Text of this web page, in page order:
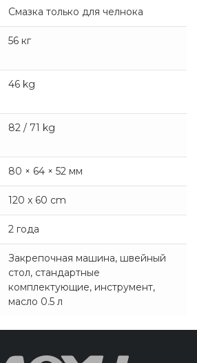
Смазка только для челнока
56 кг
46 kg
82 / 71 kg
80 × 64 × 52 мм
120 x 60 cm
2 года
Закрепочная машина, швейный
стол, стандартные
комплектующие, инструмент,
масло 0.5 л